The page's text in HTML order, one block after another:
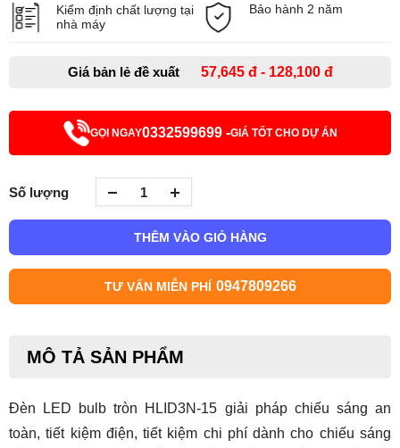
Kiểm định chất lượng tại
nhà máy
Bảo hành 2 năm
Giá bản lẻ đề xuất 57,645 đ - 128,100 đ
GỌI NGAY0332599699 -GIÁ TỐT CHO DỰ ÁN
Số lượng
THÊM VÀO GIỎ HÀNG
TƯ VẤN MIỄN PHÍ 0947809266
MÔ TẢ SẢN PHẨM
Đèn LED bulb tròn HLID3N-15 giải pháp chiếu sáng an
toàn, tiết kiệm điện, tiết kiệm chi phí dành cho chiếu sáng